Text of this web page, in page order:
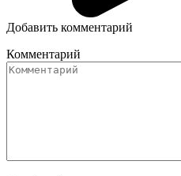
Добавить комментарий
Комментарий